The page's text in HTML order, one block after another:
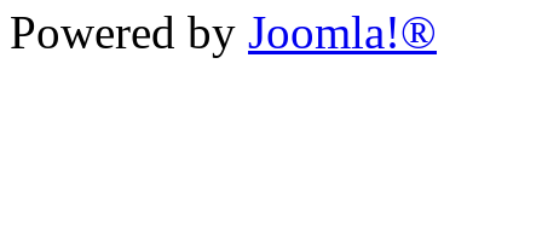
Powered by Joomla!®